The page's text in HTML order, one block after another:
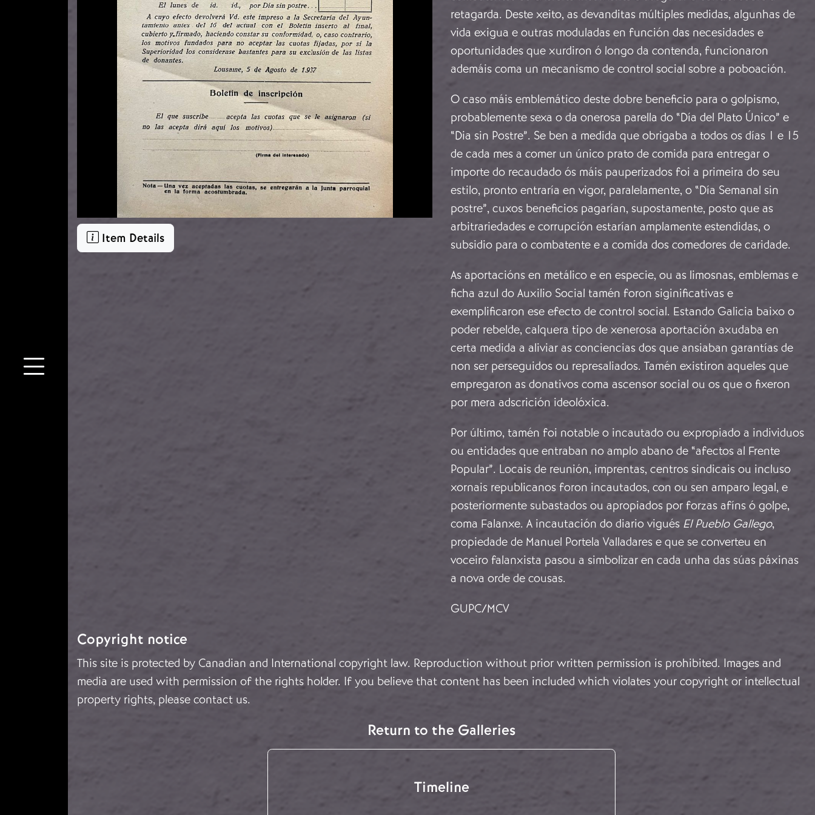
Item Details
retagarda. Deste xeito, as devanditas múltiples medidas, algunhas de
vida exigua e outras moduladas en función das necesidades e
oportunidades que xurdiron ó longo da contenda, funcionaron
ademáis coma un mecanismo de control social sobre a poboación.
O caso máis emblemático deste dobre beneficio para o golpismo,
probablemente sexa o da onerosa parella do “Día del Plato Único” e
“Dia sin Postre”. Se ben a medida que obrigaba a todos os días 1 e 15
de cada mes a comer un único prato de comida para entregar o
importe do recaudado ós máis pauperizados foi a primeira do seu
estilo, pronto entraría en vigor, paralelamente, o “Día Semanal sin
postre”, cuxos beneficios pagarían, supostamente, posto que as
arbitrariedades e corrupción estarían amplamente estendidas, o
subsidio para o combatente e a comida dos comedores de caridade.
As aportacións en metálico e en especie, ou as limosnas, emblemas e
ficha azul do Auxilio Social tamén foron siginificativas e
exemplificaron ese efecto de control social. Estando Galicia baixo o
poder rebelde, calquera tipo de xenerosa aportación axudaba en
certa medida a aliviar as conciencias dos que ansiaban garantías de
non ser perseguidos ou represaliados. Tamén existiron aqueles que
empregaron as donativos coma ascensor social ou os que o fixeron
por mera adscrición ideolóxica.
Por último, tamén foi notable o incautado ou expropiado a individuos
ou entidades que entraban no amplo abano de “afectos al Frente
Popular”. Locais de reunión, imprentas, centros sindicais ou incluso
xornais republicanos foron incautados, con ou sen amparo legal, e
posteriormente subastados ou apropiados por forzas afíns ó golpe,
coma Falanxe. A incautación do diario vigués El Pueblo Gallego,
propiedade de Manuel Portela Valladares e que se converteu en
voceiro falanxista pasou a simbolizar en cada unha das súas páxinas
a nova orde de cousas.
GUPC/MCV
Copyright notice
This site is protected by Canadian and International copyright law. Reproduction without prior written permission is prohibited. Images and
media are used with permission of the rights holder. If you believe that content has been included which violates your copyright or intellectual
property rights, please contact us.
Return to the Galleries
Timeline